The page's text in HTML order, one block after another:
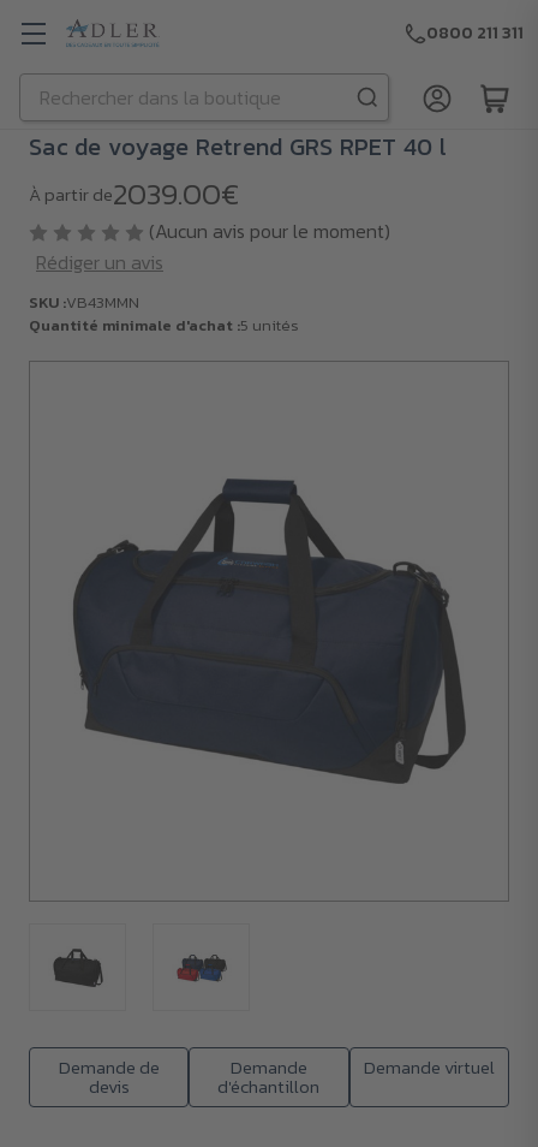
Passer au contenu principal
Rechercher
0800 211 311
Demande de
devis
Demande
d'échantillon
Demande virtuel
Sac de voyage Retrend GRS RPET 40 l
À partir de2039.00€
(Aucun avis pour le moment)
Rédiger un avis
SKU :VB43MMN
Quantité minimale d'achat :5 unités